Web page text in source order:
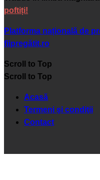
poftiți!
Platforma națională de
fiipregătit.ro
Scroll to Top
Scroll to Top
Acasă
Termeni şi condiţii
Contact